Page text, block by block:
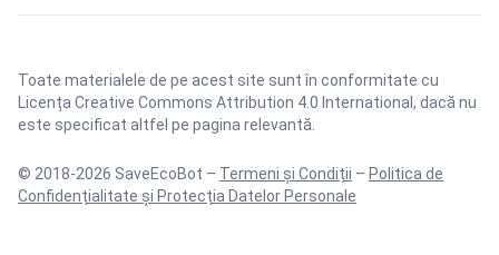
Toate materialele de pe acest site sunt în conformitate cu
Licența Creative Commons Attribution 4.0 International , dacă nu
este specificat altfel pe pagina relevantă.
© 2018-2026 SaveEcoBot – Termeni și Condiții – Politica de
Confidențialitate și Protecția Datelor Personale